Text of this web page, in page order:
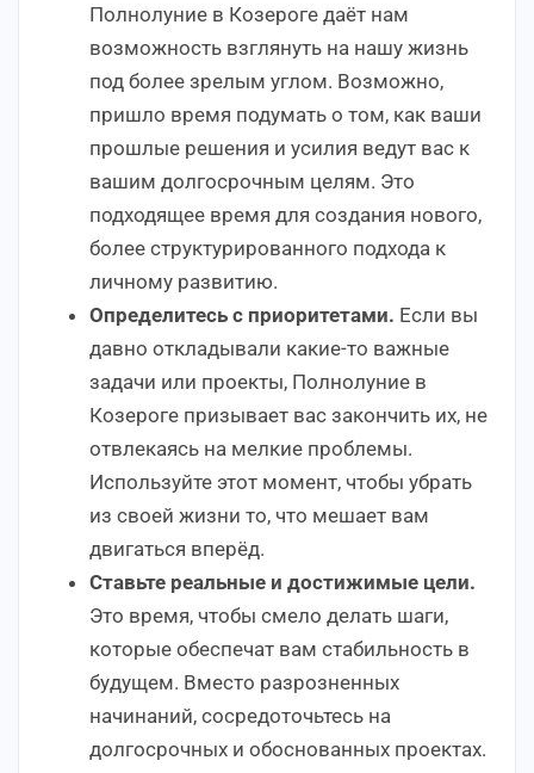
Полнолуние в Козероге даёт нам
возможность взглянуть на нашу жизнь
под более зрелым углом. Возможно,
пришло время подумать о том, как ваши
прошлые решения и усилия ведут вас к
вашим долгосрочным целям. Это
подходящее время для создания нового,
более структурированного подхода к
личному развитию.
Определитесь с приоритетами. Если вы
давно откладывали какие-то важные
задачи или проекты, Полнолуние в
Козероге призывает вас закончить их, не
отвлекаясь на мелкие проблемы.
Используйте этот момент, чтобы убрать
из своей жизни то, что мешает вам
двигаться вперёд.
Ставьте реальные и достижимые цели.
Это время, чтобы смело делать шаги,
которые обеспечат вам стабильность в
будущем. Вместо разрозненных
начинаний, сосредоточьтесь на
долгосрочных и обоснованных проектах.